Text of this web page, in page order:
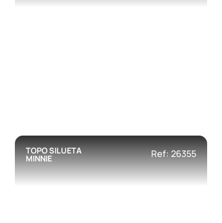
TOPO SILUETA
MINNIE Ref: 26355